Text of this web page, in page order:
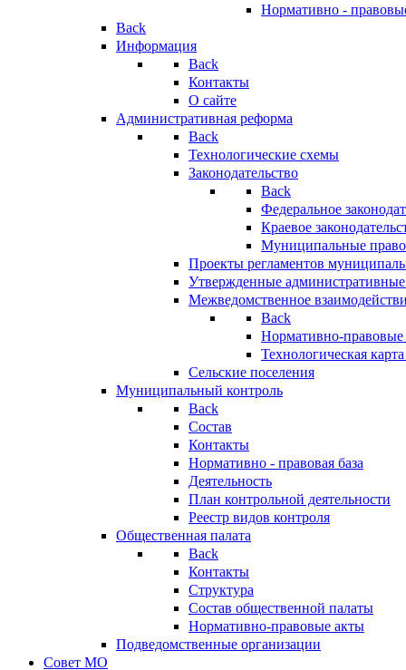
Нормативно -
Back
Информация
Back
Контакты
О сайте
Административная реформа
Back
Технологические схемы
Законодательство
Back
Федеральное
Краевое
Муниципальные
Проекты регламентов
Утвержденные
Межведомственное
Back
Нормативно-правовые
Технологическая
Сельские поселения
Муниципальный контроль
Back
Состав
Контакты
Нормативно - правовая база
Деятельность
План контрольной деятельности
Реестр видов контроля
Общественная палата
Back
Контакты
Структура
Состав общественной палаты
Нормативно-правовые акты
Подведомственные организации
Совет МО